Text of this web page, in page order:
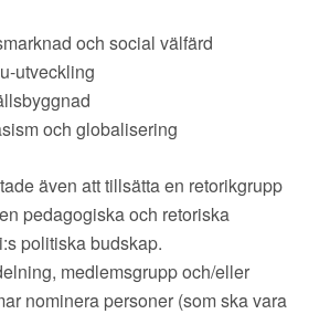
och social välfärd
utveckling
och globalisering
även att tillsätta en retorikgrupp
pedagogiska och retoriska
politiska budskap.
medlemsgrupp och/eller
nominera personer (som ska vara